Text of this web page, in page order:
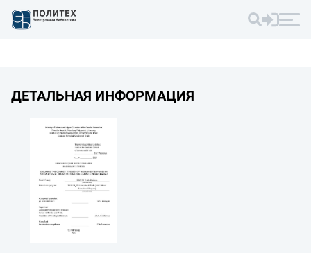
ДЕТАЛЬНАЯ ИНФОРМАЦИЯ